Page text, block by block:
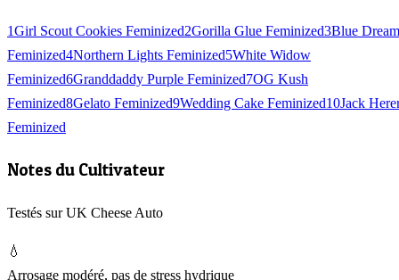
1Girl Scout Cookies Feminized2Gorilla Glue Feminized3Blue Dream
Feminized4Northern Lights Feminized5White Widow
Feminized6Granddaddy Purple Feminized7OG Kush
Feminized8Gelato Feminized9Wedding Cake Feminized10Jack
Feminized
Notes du Cultivateur
Testés sur UK Cheese Auto
💧
Arrosage modéré, pas de stress hydrique